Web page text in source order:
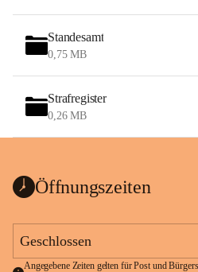
Standesamt
0,75 MB
Strafregister
0,26 MB
Öffnungszeiten
Geschlossen
Angegebene Zeiten gelten für Post und